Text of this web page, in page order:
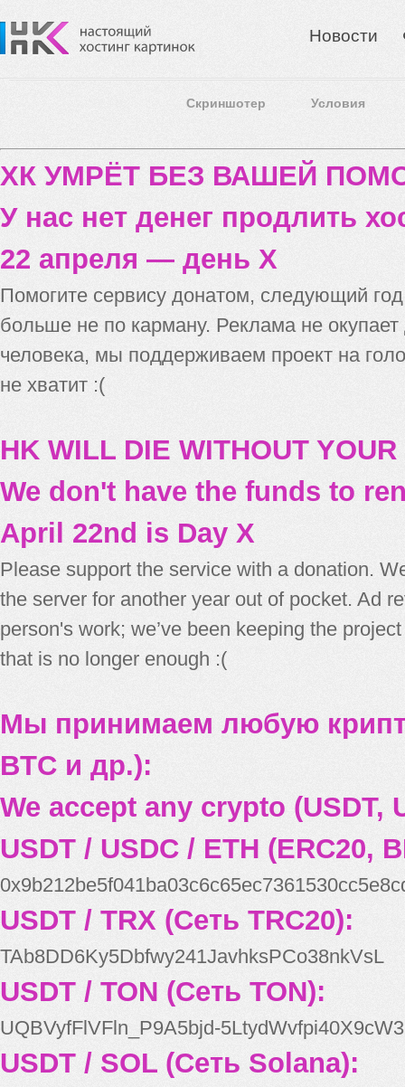
Новости
Скриншотер Условия
ХК УМРЁТ БЕЗ ВАШЕЙ
У нас нет денег продлить
22 апреля — день X
Помогите сервису донатом, следующий
больше не по карману. Реклама не
человека, мы поддерживаем проект на
не хватит :(
HK WILL DIE WITHOUT
We don't have the funds to
April 22nd is Day X
Please support the service with a donation.
the server for another year out of pocket. Ad
person's work; we’ve been keeping the
that is no longer enough :(
Мы принимаем любую
BTC и др.):
We accept any crypto (USDT,
USDT / USDC / ETH (ERC20,
USDT / TRX (Сеть TRC20):
TAb8DD6Ky5Dbfwy241JavhksPCo38nkVsL
USDT / TON (Сеть TON):
UQBVyfFlVFln_P9A5bjd-
USDT / SOL (Сеть Solana):